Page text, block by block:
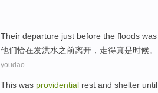
Their departure just before the floods was
他们恰在发洪水之前离开 ，走得真是时候。
youdao
This was providential rest and shelter until